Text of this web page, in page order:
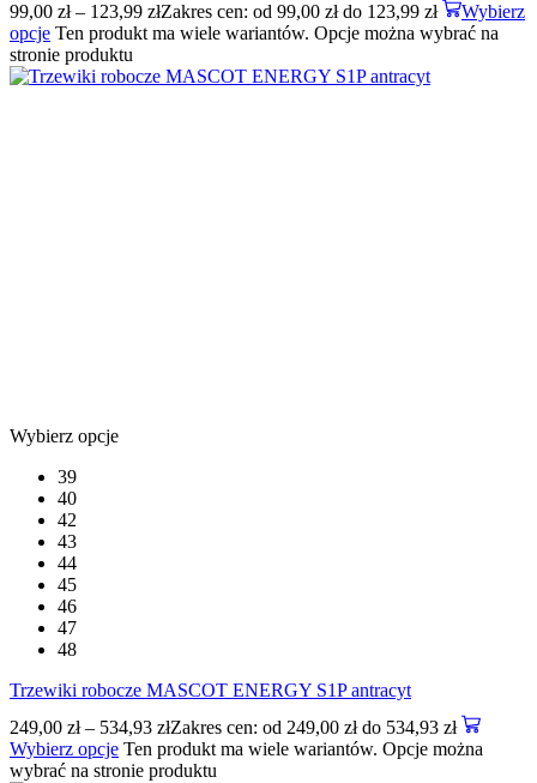
99,00 zł – 123,99 złZakres cen: od 99,00 zł do 123,99 zł
Wybierz
opcje Ten produkt ma wiele wariantów. Opcje można wybrać na
stronie produktu
Wybierz opcje
39
40
42
43
44
45
46
47
48
Trzewiki robocze MASCOT ENERGY S1P antracyt
249,00 zł – 534,93 złZakres cen: od 249,00 zł do 534,93 zł
Wybierz opcje Ten produkt ma wiele wariantów. Opcje można
wybrać na stronie produktu